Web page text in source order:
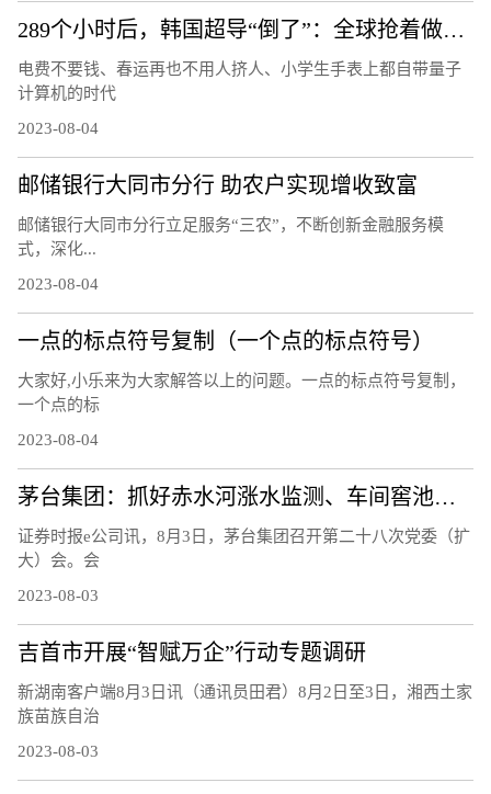
289个小时后，韩国超导“倒了”：全球抢着做的复现实验还做吗
电费不要钱、春运再也不用人挤人、小学生手表上都自带量子
计算机的时代
2023-08-04
邮储银行大同市分行 助农户实现增收致富
邮储银行大同市分行立足服务“三农”，不断创新金融服务模
式，深化...
2023-08-04
一点的标点符号复制（一个点的标点符号）
大家好,小乐来为大家解答以上的问题。一点的标点符号复制，
一个点的标
2023-08-04
茅台集团：抓好赤水河涨水监测、车间窖池防汛等工作
证券时报e公司讯，8月3日，茅台集团召开第二十八次党委（扩
大）会。会
2023-08-03
吉首市开展“智赋万企”行动专题调研
新湖南客户端8月3日讯（通讯员田君）8月2日至3日，湘西土家
族苗族自治
2023-08-03